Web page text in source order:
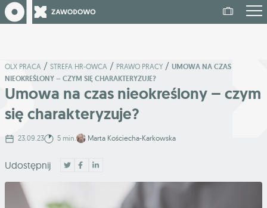
OLX PRACA / STREFA HR-OWCA / PRAWO PRACY / UMOWA NA CZAS
NIEOKREŚLONY – CZYM SIĘ CHARAKTERYZUJE?
Umowa na czas nieokreślony – czym
się charakteryzuje?
23.09.23 5 min. Marta Kościecha-Karkowska
Udostępnij